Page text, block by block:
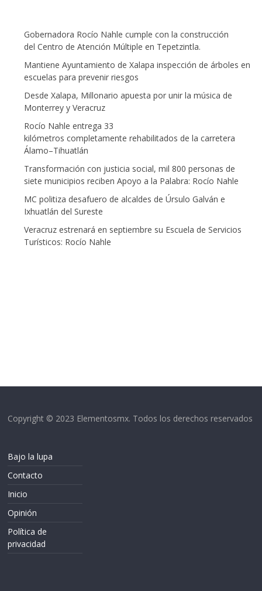
Gobernadora Rocío Nahle cumple con la construcción
del Centro de Atención Múltiple en Tepetzintla.
Mantiene Ayuntamiento de Xalapa inspección de árboles en
escuelas para prevenir riesgos
Desde Xalapa, Millonario apuesta por unir la música de
Monterrey y Veracruz
Rocío Nahle entrega 33
kilómetros completamente rehabilitados de la carretera
Álamo–Tihuatlán
Transformación con justicia social, mil 800 personas de
siete municipios reciben Apoyo a la Palabra: Rocío Nahle
MC politiza desafuero de alcaldes de Úrsulo Galván e
Ixhuatlán del Sureste
Veracruz estrenará en septiembre su Escuela de Servicios
Turísticos: Rocío Nahle
Copyright © 2023 Elementosmx. Todos los derechos reservados
Bajo la lupa
Contacto
Inicio
Opinión
Política de
privacidad